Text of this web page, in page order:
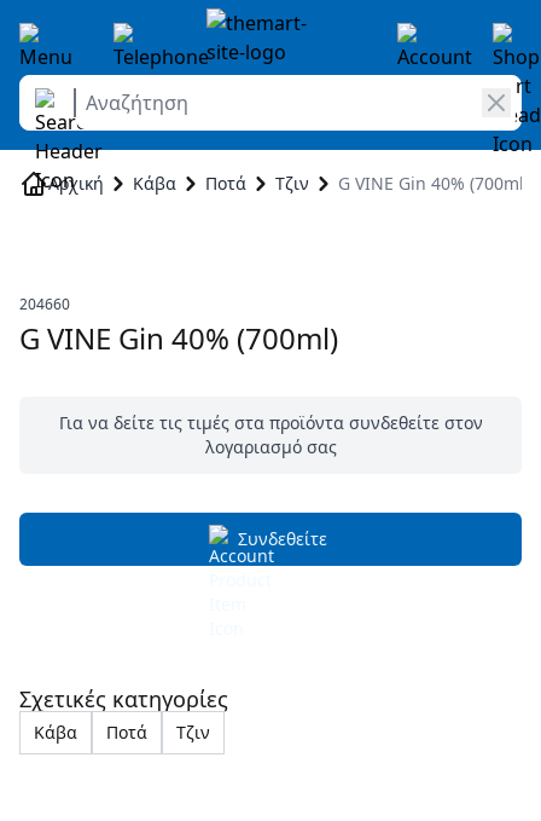
Skip to Content
Αναζήτηση
Αρχική Κάβα Ποτά Τζιν G VINE Gin 40% (700ml)
204660
G VINE Gin 40% (700ml)
Για να δείτε τις τιμές στα προϊόντα συνδεθείτε στον
λογαριασμό σας
Συνδεθείτε
Σχετικές κατηγορίες
Κάβα Ποτά Τζιν